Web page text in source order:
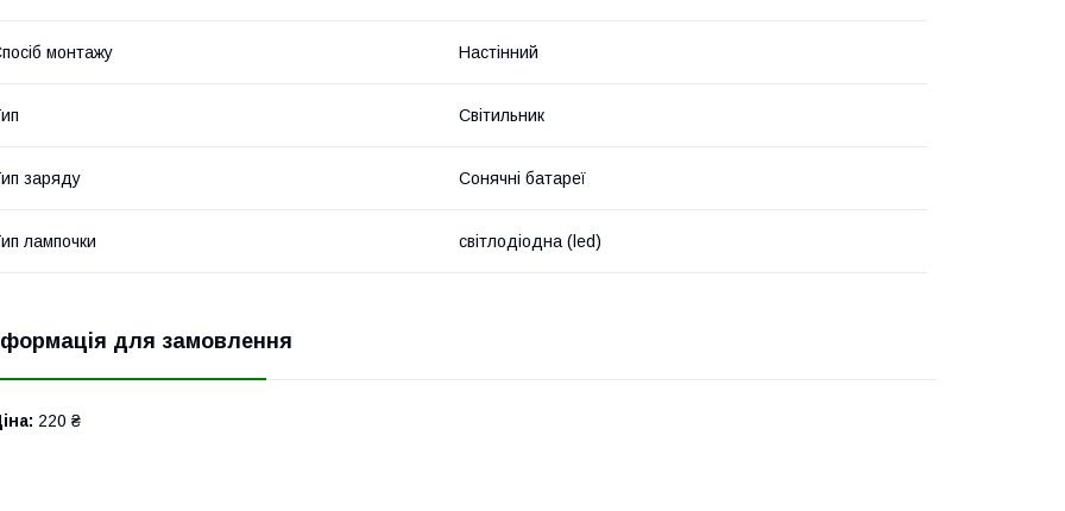
монтажу Настінний
Світильник
заряду Сонячні батареї
лампочки світлодіодна (led)
для замовлення
220 ₴